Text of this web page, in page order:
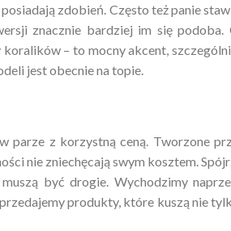
zdobień. Często też panie
znacznie bardziej im się podoba.
– to mocny akcent,
jest obecnie na topie.
z korzystną ceną. Tworzone
nie zniechęcają swym kosztem.
być drogie. Wychodzimy
produkty, które kuszą nie